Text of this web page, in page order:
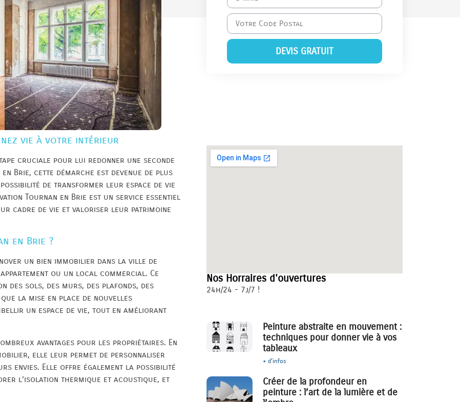
DEVIS GRATUIT
vie à votre intérieur
cruciale pour lui redonner une seconde
Brie, cette démarche est devenue de plus
de transformer leur espace de vie
Tournan en Brie est un service essentiel
cadre de vie et valoriser leur patrimoine
en Brie ?
un bien immobilier dans la ville de
ou un local commercial. Ce
des sols, des murs, des plafonds, des
la mise en place de nouvelles
un espace de vie, tout en améliorant
avantages pour les propriétaires. En
elle leur permet de personnaliser
envies. Elle offre également la possibilité
l’isolation thermique et acoustique, et
Nos Horraires d'ouvertures
24h/24 - 7j/7 !
Peinture abstraite en mouvement :
techniques pour donner vie à vos
tableaux
+ d'infos
Créer de la profondeur en
peinture : l’art de la lumière et de